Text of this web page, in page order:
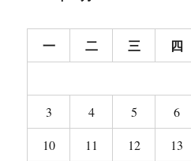
一 二 三 四
3
4 5 6
10
11 12 13